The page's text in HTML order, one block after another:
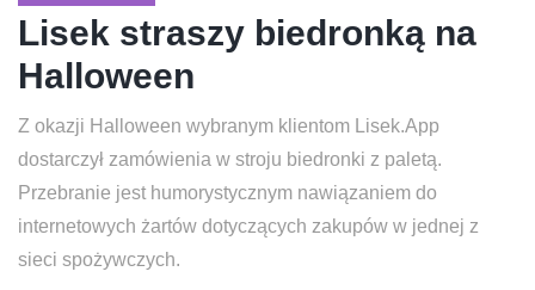
Lisek straszy biedronką na
Halloween
Z okazji Halloween wybranym klientom Lisek.App
dostarczył zamówienia w stroju biedronki z paletą.
Przebranie jest humorystycznym nawiązaniem do
internetowych żartów dotyczących zakupów w jednej z
sieci spożywczych.